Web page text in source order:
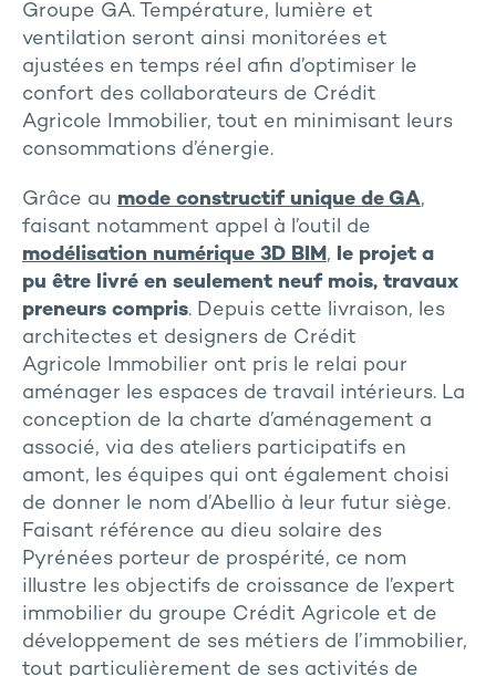
Groupe GA. Température, lumière et
ventilation seront ainsi monitorées et
ajustées en temps réel afin d’optimiser le
confort des collaborateurs de Crédit
Agricole Immobilier, tout en minimisant leurs
consommations d’énergie.
Grâce au mode constructif unique de GA,
faisant notamment appel à l’outil de
modélisation numérique 3D BIM, le projet a
pu être livré en seulement neuf mois, travaux
preneurs compris. Depuis cette livraison, les
architectes et designers de Crédit
Agricole Immobilier ont pris le relai pour
aménager les espaces de travail intérieurs. La
conception de la charte d’aménagement a
associé, via des ateliers participatifs en
amont, les équipes qui ont également choisi
de donner le nom d’Abellio à leur futur siège.
Faisant référence au dieu solaire des
Pyrénées porteur de prospérité, ce nom
illustre les objectifs de croissance de l’expert
immobilier du groupe Crédit Agricole et de
développement de ses métiers de l’immobilier,
tout particulièrement de ses activités de